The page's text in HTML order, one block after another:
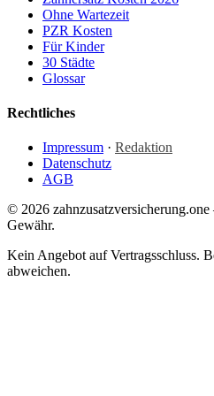
Ohne Wartezeit
PZR Kosten
Für Kinder
30 Städte
Glossar
Rechtliches
Impressum · Redaktion
Datenschutz
AGB
© 2026
Gewähr.
Kein Angebot auf Vertragsschluss.
abweichen.